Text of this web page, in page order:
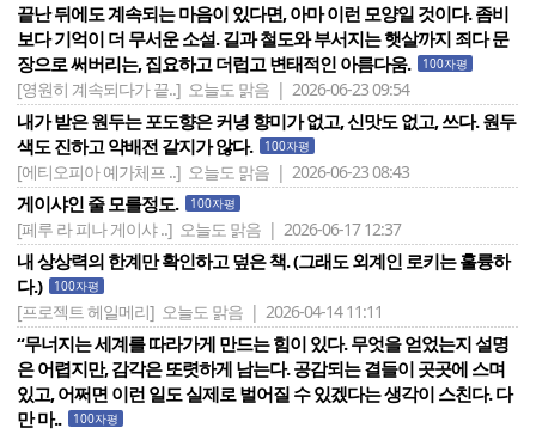
끝난 뒤에도 계속되는 마음이 있다면, 아마 이런 모양일 것이다. 좀비
보다 기억이 더 무서운 소설. 길과 철도와 부서지는 햇살까지 죄다 문
장으로 써버리는, 집요하고 더럽고 변태적인 아름다움.
100자평
[영원히 계속되다가 끝..] 오늘도 맑음 | 2026-06-23 09:54
내가 받은 원두는 포도향은 커녕 향미가 없고, 신맛도 없고, 쓰다. 원두
색도 진하고 약배전 같지가 않다.
100자평
[에티오피아 예가체프 ..] 오늘도 맑음 | 2026-06-23 08:43
게이샤인 줄 모를정도. 100자평
[페루 라 피나 게이샤 ..] 오늘도 맑음 | 2026-06-17 12:37
내 상상력의 한계만 확인하고 덮은 책. (그래도 외계인 로키는 훌륭하
다.)
100자평
[프로젝트 헤일메리] 오늘도 맑음 | 2026-04-14 11:11
“무너지는 세계를 따라가게 만드는 힘이 있다. 무엇을 얻었는지 설명
은 어렵지만, 감각은 또렷하게 남는다. 공감되는 결들이 곳곳에 스며
있고, 어쩌면 이런 일도 실제로 벌어질 수 있겠다는 생각이 스친다. 다
만 마..
100자평